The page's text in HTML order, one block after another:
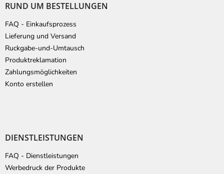
RUND UM BESTELLUNGEN
FAQ - Einkaufsprozess
Lieferung und Versand
Ruckgabe-und-Umtausch
Produktreklamation
Zahlungsmöglichkeiten
Konto erstellen
DIENSTLEISTUNGEN
FAQ - Dienstleistungen
Werbedruck der Produkte